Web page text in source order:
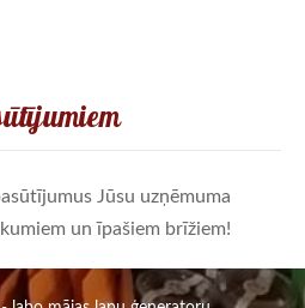
Jūsu uzņēmuma
un īpašiem brīžiem!